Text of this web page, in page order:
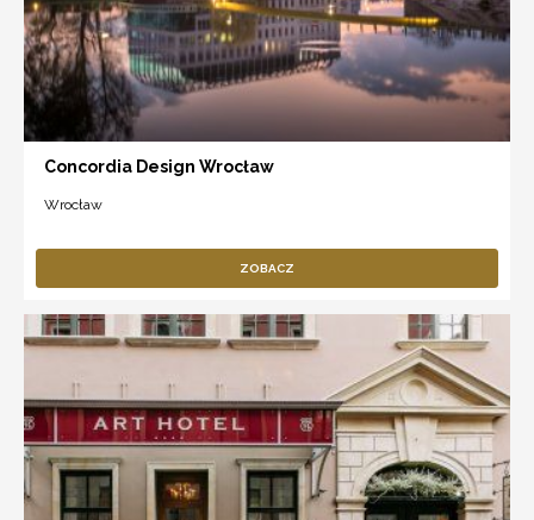
Concordia Design Wrocław
Wrocław
ZOBACZ